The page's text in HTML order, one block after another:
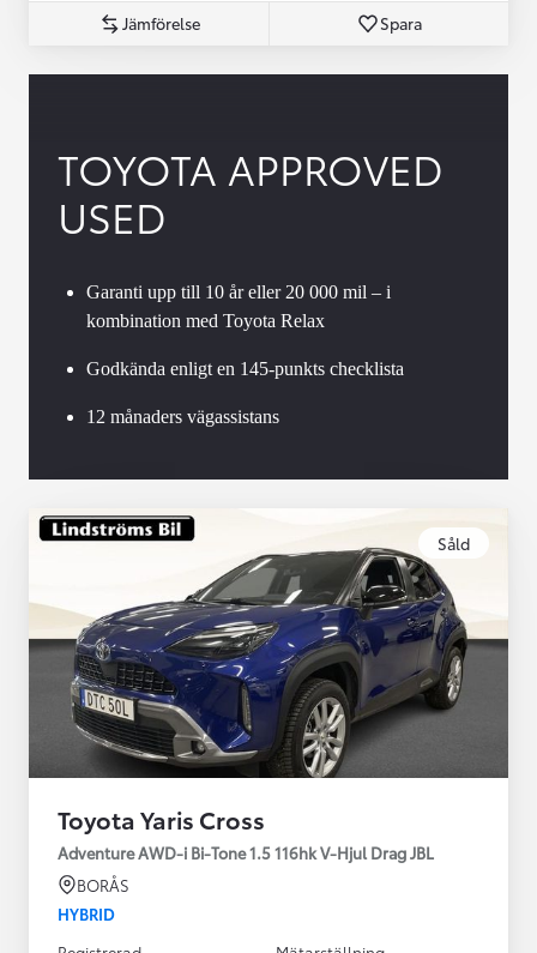
Jämförelse Spara
TOYOTA APPROVED
USED
Garanti upp till 10 år eller 20 000 mil – i
kombination med Toyota Relax
Godkända enligt en 145-punkts checklista
12 månaders vägassistans
Såld
Toyota Yaris Cross
Adventure AWD-i Bi-Tone 1.5 116hk V-Hjul Drag JBL
BORÅS
HYBRID